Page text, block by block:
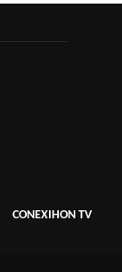
CONEXIHON TV